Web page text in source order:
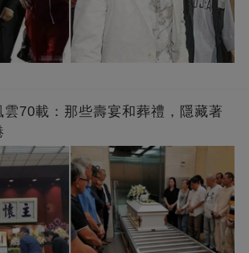
70載：那些壽宴和葬禮，隱藏著